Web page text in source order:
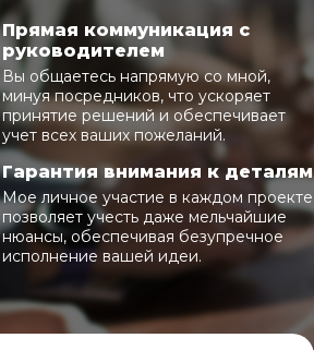
Прямая коммуникация с
руководителем
Вы общаетесь напрямую со мной,
минуя посредников, что ускоряет
принятие решений и обеспечивает
учет всех ваших пожеланий.
Гарантия внимания к деталям
Мое личное участие в каждом проекте
позволяет учесть даже мельчайшие
нюансы, обеспечивая безупречное
исполнение вашей идеи.